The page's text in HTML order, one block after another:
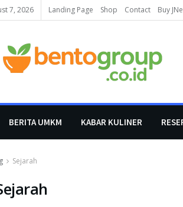
7, 2026 Landing Page Shop Contact Buy
BERITA UMKM KABAR KULINER
Sejarah